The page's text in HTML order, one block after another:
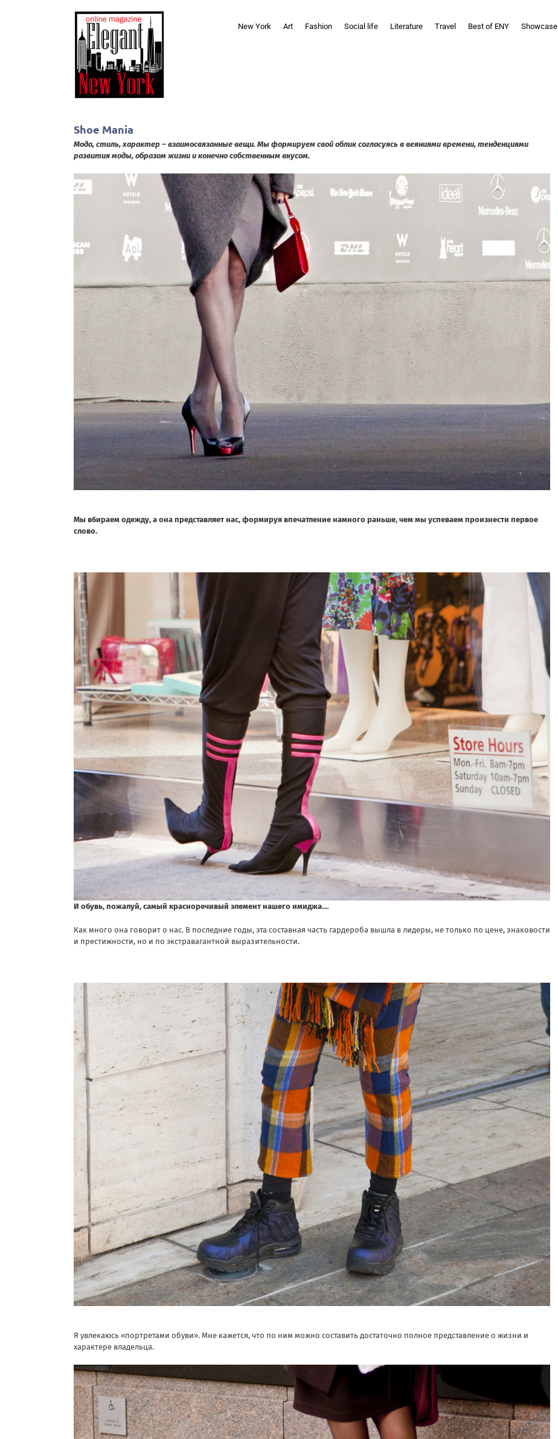
New York Art Fashion Social life Literature Travel Best of ENY Showcase
Shoe Mania
Мода, стиль, характер – взаимосвязанные вещи. Мы формируем свой облик согласуясь в веяниями времени, тенденциями
развития моды, образом жизни и конечно собственным вкусом.
Мы вбираем одежду, а она представляет нас, формируя впечатление намного раньше, чем мы успеваем произнести первое
слово.
И обувь, пожалуй, самый красноречивый элемент нашего имиджа….
Как много она говорит о нас. В последние годы, эта составная часть гардероба вышла в лидеры, не только по цене, знаковости
и престижности, но и по экстравагантной выразительности.
Я увлекаюсь «портретами обуви». Мне кажется, что по ним можно составить достаточно полное представление о жизни и
характере владельца.